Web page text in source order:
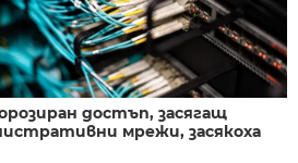
достъп, засягащ
мрежи, засякоха